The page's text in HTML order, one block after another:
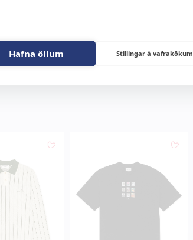
Hafna öllum Stillingar á vafrakökum